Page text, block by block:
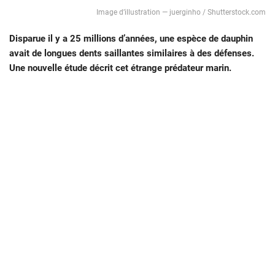
Image d’illustration — juerginho / Shutterstock.com
Disparue il y a 25 millions d’années, une espèce de dauphin
avait de longues dents saillantes similaires à des défenses.
Une nouvelle étude décrit cet étrange prédateur marin.